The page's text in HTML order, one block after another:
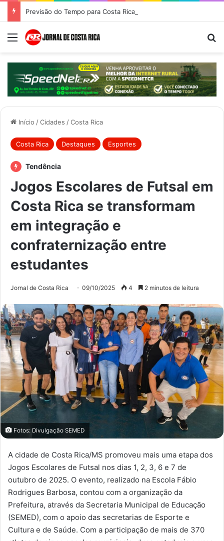
Previsão do Tempo para Costa Rica nesta quinta-feira (6)
Menu
Início /Cidades /Costa Rica
Costa Rica Destaques Esportes
Tendência
Jogos Escolares de Futsal em
Costa Rica se transformam
em integração e
confraternização entre
estudantes
Jornal de Costa Rica 09/10/2025 4 2 minutos de leitura
Fotos: Divulgação SEMED
A cidade de Costa Rica/MS promoveu mais uma etapa dos
Jogos Escolares de Futsal nos dias 1, 2, 3, 6 e 7 de
outubro de 2025. O evento, realizado na Escola Fábio
Rodrigues Barbosa, contou com a organização da
Prefeitura, através da Secretaria Municipal de Educação
(SEMED), com o apoio das secretarias de Esporte e
Cultura e de Saúde. Com a participação de mais de 370